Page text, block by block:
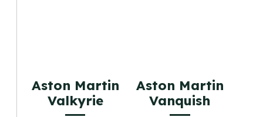
Aston Martin
Valkyrie
Aston Martin
Vanquish